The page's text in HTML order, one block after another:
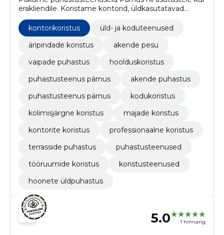
erakliendile. Koristame kontorid, üldkasutatavad
ruumid, san. ruumid, laod, tootmispinnad,
korteriühistud.
kontorikoristus
üld- ja koduteenused
äripindade koristus
akende pesu
vaipade puhastus
hoolduskoristus
puhastusteenus pärnus
akende puhastus
puhastusteenus pärnus
kodukoristus
kolimisjärgne koristus
majade koristus
kontorite koristus
professionaalne koristus
terrasside puhastus
puhastusteenused
tööruumide koristus
koristusteenused
hoonete üldpuhastus
5.0 1 hinnang